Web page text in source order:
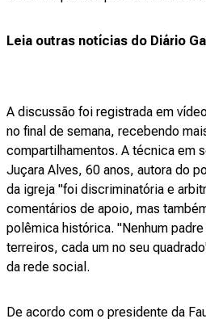
Leia outras notícias do Diário
A discussão foi registrada em
no final de semana, recebendo
compartilhamentos. A técnica em
Juçara Alves, 60 anos, autora do
da igreja "foi discriminatória e
comentários de apoio, mas
polêmica histórica. "Nenhum
terreiros, cada um no seu
da rede social.
De acordo com o presidente da